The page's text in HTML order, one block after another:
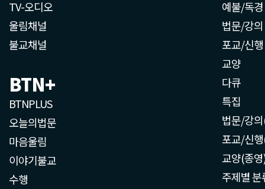
TV-오디오
울림채널
불교채널
BTN+
BTNPLUS
오늘의법문
마음울림
이야기불교
수행
예불/독경
법문/강의
포교/신행
교양
다큐
특집
법문/강
포교/신
교양(종
주제별 분